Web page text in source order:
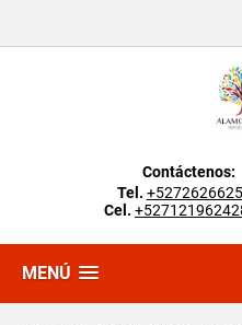
Contáctenos:
Tel.
Cel.
MENÚ